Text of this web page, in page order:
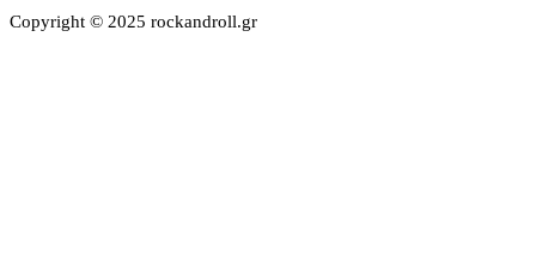
Copyright © 2025 rockandroll.gr